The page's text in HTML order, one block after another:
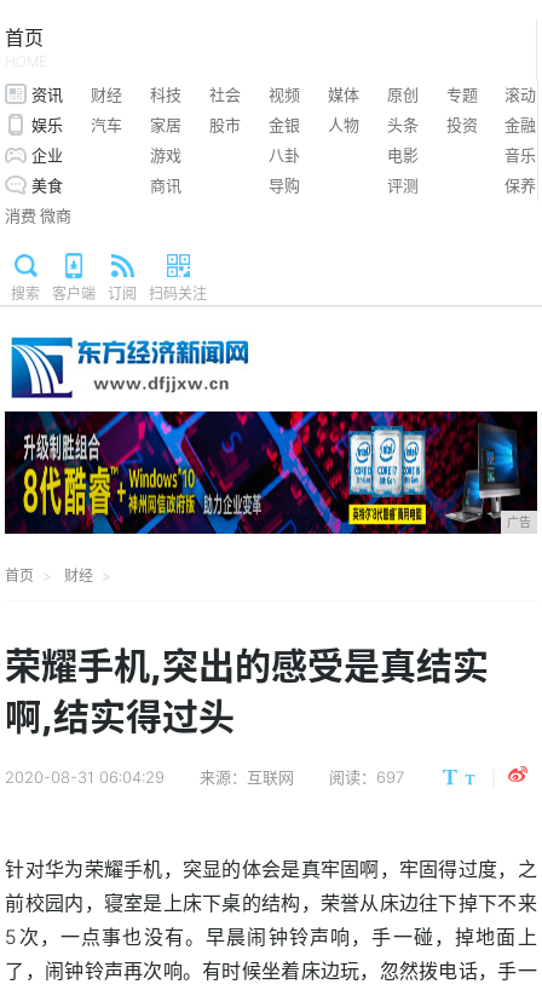
首页
HOME
资讯 财经 科技 社会 视频 媒体 原创 专题
滚动
娱乐
汽车 家居 股市 金银 人物 头条 投资
金融
企业
游戏 八卦 电影
音乐
美食
商讯 导购 评测
保养
消费 微商
搜索 客户端 订阅 扫码关注
广告
首页 财经
荣耀手机,突出的感受是真结实
啊,结实得过头
2020-08-31 06:04:29 来源：互联网 阅读：697
针对华为荣耀手机，突显的体会是真牢固啊，牢固得过度，之
前校园内，寝室是上床下桌的结构，荣誉从床边往下掉下不来
5次，一点事也没有。早晨闹钟铃声响，手一碰，掉地面上
了，闹钟铃声再次响。有时候坐着床边玩，忽然拨电话，手一